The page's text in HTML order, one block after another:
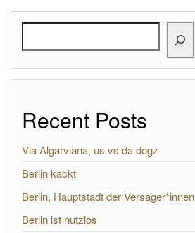
Recent Posts
Via Algarviana, us vs da dogz
Berlin kackt
Berlin, Hauptstadt der Versager*innen
Berlin ist nutzlos